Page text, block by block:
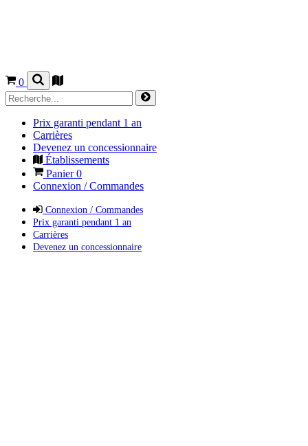
0
Prix garanti pendant 1 an
Carrières
Devenez un concessionnaire
Établissements
Panier0
Connexion / Commandes
Connexion / Commandes
Prix garanti pendant 1 an
Carrières
Devenez un concessionnaire